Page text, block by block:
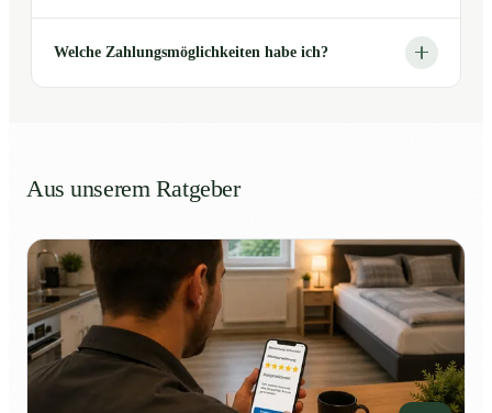
Welche Zahlungsmöglichkeiten habe ich?
Aus unserem Ratgeber